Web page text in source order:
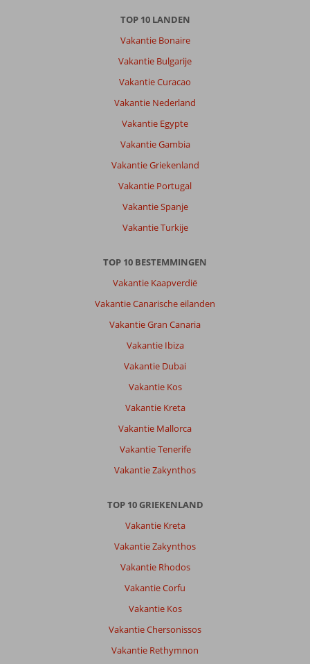
TOP 10 LANDEN
Vakantie Bonaire
Vakantie Bulgarije
Vakantie Curacao
Vakantie Nederland
Vakantie Egypte
Vakantie Gambia
Vakantie Griekenland
Vakantie Portugal
Vakantie Spanje
Vakantie Turkije
TOP 10 BESTEMMINGEN
Vakantie Kaapverdië
Vakantie Canarische eilanden
Vakantie Gran Canaria
Vakantie Ibiza
Vakantie Dubai
Vakantie Kos
Vakantie Kreta
Vakantie Mallorca
Vakantie Tenerife
Vakantie Zakynthos
TOP 10 GRIEKENLAND
Vakantie Kreta
Vakantie Zakynthos
Vakantie Rhodos
Vakantie Corfu
Vakantie Kos
Vakantie Chersonissos
Vakantie Rethymnon